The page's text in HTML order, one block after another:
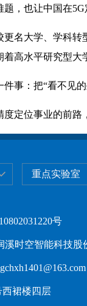
，也让中国在
大学、学科转
高水平研究型大
：把“看不见的
位事业的前路
重点实验室
号
时空智能科技股
裙楼四层